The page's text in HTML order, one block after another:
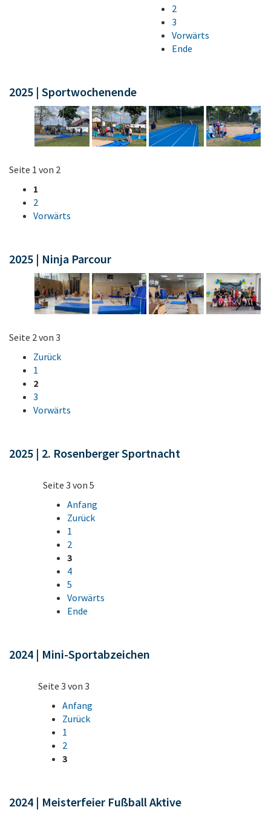
2
3
Vorwärts
Ende
2025 | Sportwochenende
Seite 1 von 2
1
2
Vorwärts
2025 | Ninja Parcour
Seite 2 von 3
Zurück
1
2
3
Vorwärts
2025 | 2. Rosenberger Sportnacht
Seite 3 von 5
Anfang
Zurück
1
2
3
4
5
Vorwärts
Ende
2024 | Mini-Sportabzeichen
Seite 3 von 3
Anfang
Zurück
1
2
3
2024 | Meisterfeier Fußball Aktive